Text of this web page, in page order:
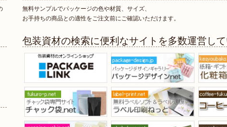
無料サンプルでパッケージの色や材質、サイズ、
お手持ちの商品との適性をご注文前にご確認いただけます。
包装資材の検索に便利なサイトを多数運営して